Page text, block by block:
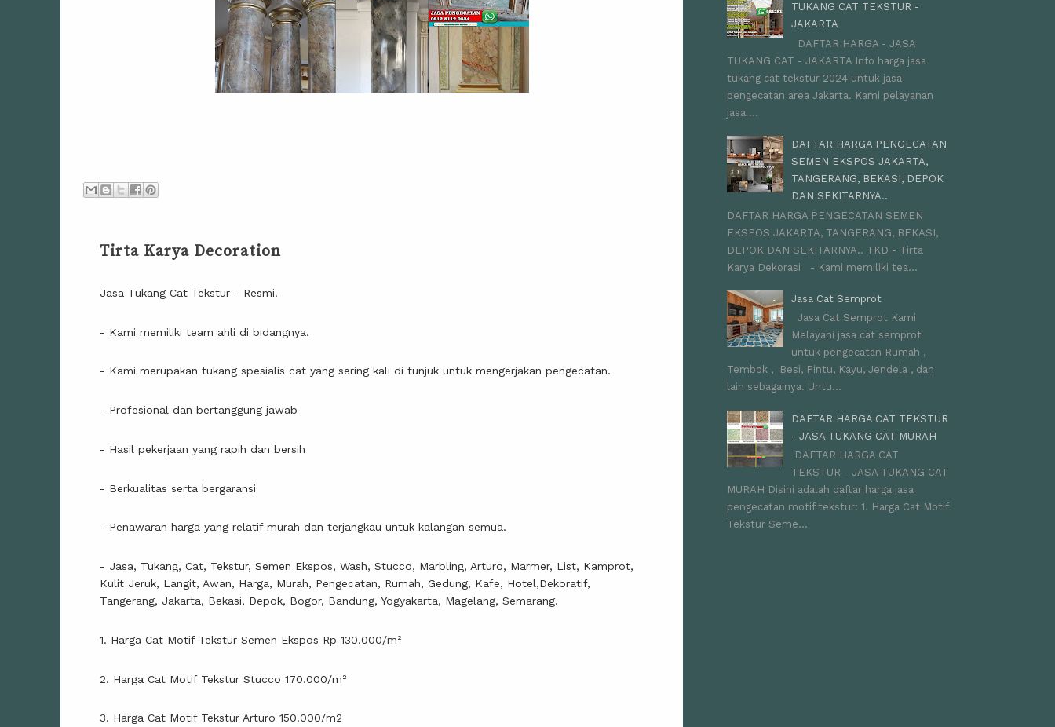
Tirta Karya Decoration
Jasa Tukang Cat Tekstur - Resmi.
- Kami memiliki team ahli di bidangnya.
- Kami merupakan tukang spesialis cat yang sering kali di tunjuk untuk mengerjakan pengecatan.
- Profesional dan bertanggung jawab
- Hasil pekerjaan yang rapih dan bersih
- Berkualitas serta bergaransi
- Penawaran harga yang relatif murah dan terjangkau untuk kalangan semua.
- Jasa, Tukang, Cat, Tekstur, Semen Ekspos, Wash, Stucco, Marbling, Arturo, Marmer, List, Kamprot,
Kulit Jeruk, Langit, Awan, Harga, Murah, Pengecatan, Rumah, Gedung, Kafe, Hotel,Dekoratif,
Tangerang, Jakarta, Bekasi, Depok, Bogor, Bandung, Yogyakarta, Magelang, Semarang.
1. Harga Cat Motif Tekstur Semen Ekspos Rp 130.000/m²
2. Harga Cat Motif Tekstur Stucco 170.000/m²
3. Harga Cat Motif Tekstur Arturo 150.000/m2
TUKANG CAT TEKSTUR -
JAKARTA
DAFTAR HARGA - JASA
TUKANG CAT - JAKARTA Info harga jasa
tukang cat tekstur 2024 untuk jasa
pengecatan area Jakarta. Kami pelayanan
jasa ...
DAFTAR HARGA PENGECATAN
SEMEN EKSPOS JAKARTA,
TANGERANG, BEKASI, DEPOK
DAN SEKITARNYA..
DAFTAR HARGA PENGECATAN SEMEN
EKSPOS JAKARTA, TANGERANG, BEKASI,
DEPOK DAN SEKITARNYA.. TKD - Tirta
Karya Dekorasi - Kami memiliki tea...
Jasa Cat Semprot
Jasa Cat Semprot Kami
Melayani jasa cat semprot
untuk pengecatan Rumah ,
Tembok , Besi, Pintu, Kayu, Jendela , dan
lain sebagainya. Untu...
DAFTAR HARGA CAT TEKSTUR
- JASA TUKANG CAT MURAH
DAFTAR HARGA CAT
TEKSTUR - JASA TUKANG CAT
MURAH Disini adalah daftar harga jasa
pengecatan motif tekstur: 1. Harga Cat Motif
Tekstur Seme...